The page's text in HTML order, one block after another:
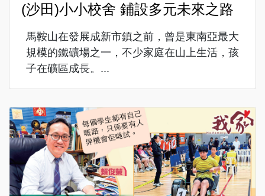
(沙田)小小校舍 鋪設多元未來之路
馬鞍山在發展成新市鎮之前，曾是東南亞最大
規模的鐵礦場之一，不少家庭在山上生活，孩
子在礦區成長。...